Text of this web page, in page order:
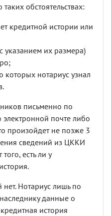
обстоятельствах:
кредитной истории или
указанием их размера)
которых нотариус узнал
письменно по
почте либо
произойдет не позже 3
сведений из ЦККИ
есть ли у
нет. Нотариус лишь по
данные о
история